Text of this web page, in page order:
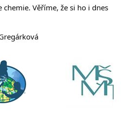
Věříme, že si ho i dnes